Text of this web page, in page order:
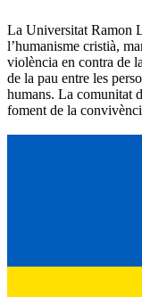
La Universitat Ramon
l’humanisme cristià,
violència en contra de
de la pau entre les
humans. La comunitat
foment de la